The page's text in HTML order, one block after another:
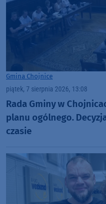
Gmina Chojnice
piątek, 7 sierpnia 2026, 13:08
Rada Gminy w
planu ogólnego.
czasie